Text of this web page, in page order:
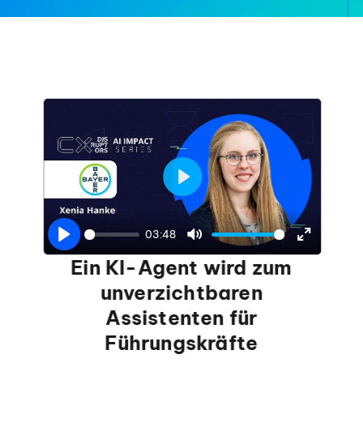
Play
03:48
Mute
Enter
Play
Ein KI-Agent wird zum
unverzichtbaren
Assistenten für
Führungskräfte